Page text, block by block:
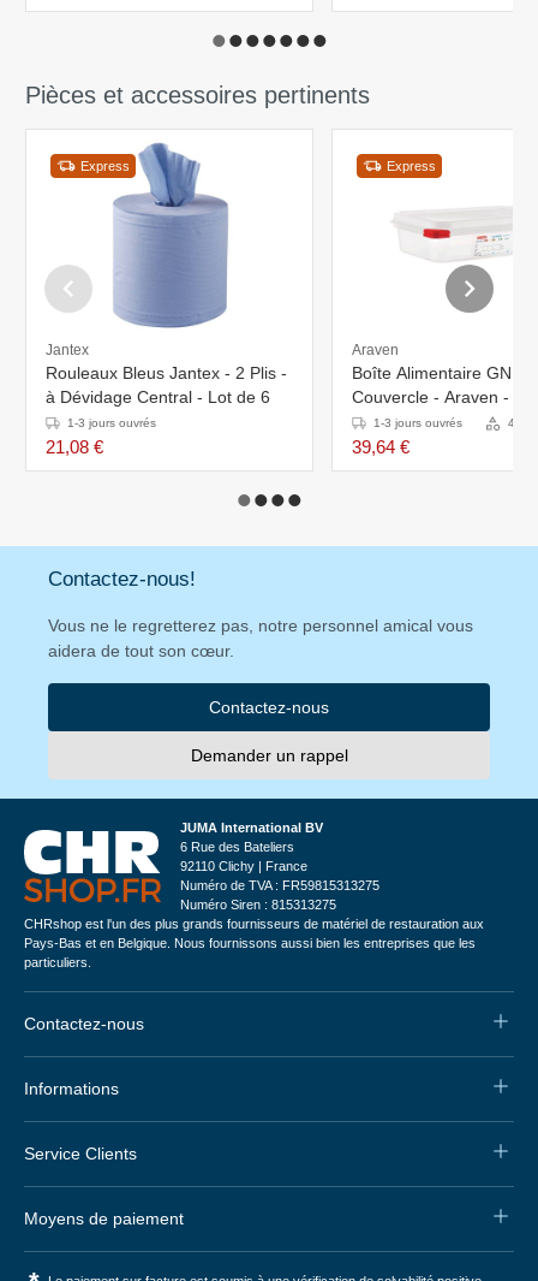
Pièces et accessoires pertinents
Express
Jantex
Rouleaux Bleus Jantex - 2 Plis -
à Dévidage Central - Lot de 6
1-3 jours ouvrés
21,08 €
Express
Araven
Boîte Alimentaire GN 1/
Couvercle - Araven -
4 Pièces
1-3 jours ouvrés 4
39,64 €
Contactez-nous!
Vous ne le regretterez pas, notre personnel amical vous
aidera de tout son cœur.
Contactez-nous
Demander un rappel
JUMA International BV
6 Rue des Bateliers
92110 Clichy | France
Numéro de TVA : FR59815313275
Numéro Siren : 815313275
CHRshop est l'un des plus grands fournisseurs de matériel de restauration aux
Pays-Bas et en Belgique. Nous fournissons aussi bien les entreprises que les
particuliers.
Contactez-nous
Informations
Service Clients
Moyens de paiement